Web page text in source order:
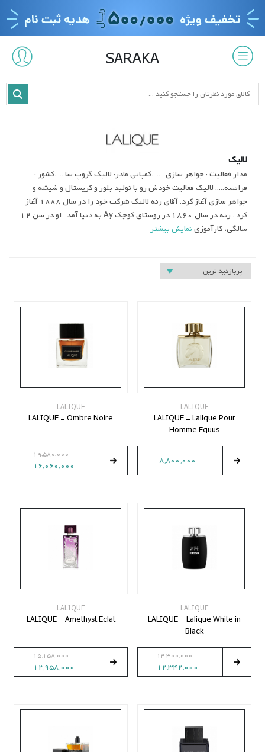
SARAKA
لالیک
مدار فعالیت : جواهر سازی .......کمپانی مادر: لالیک گروپ سا......کشور :
فرانسه..... لالیک فعالیت خودش رو با تولید بلور و کریستال و شیشه و
جواهر سازی آغاز کرد. آقای رنه لالیک شرکت خود را در سال 1888 آغاز
کرد . رنه در سال 1860 در روستای کوچک Ay به دنیا آمد . او در سن 12
سالگی، کارآموزینمایش بیشتر
LALIQUE
LALIQUE - Lalique Pour
Homme Equus
8,800,000
LALIQUE
LALIQUE - Ombre Noire
19,580,000
16,060,000
LALIQUE
LALIQUE - Lalique White in
Black
14,300,000
12,342,000
LALIQUE
LALIQUE - Amethyst Eclat
15,158,000
12,958,000